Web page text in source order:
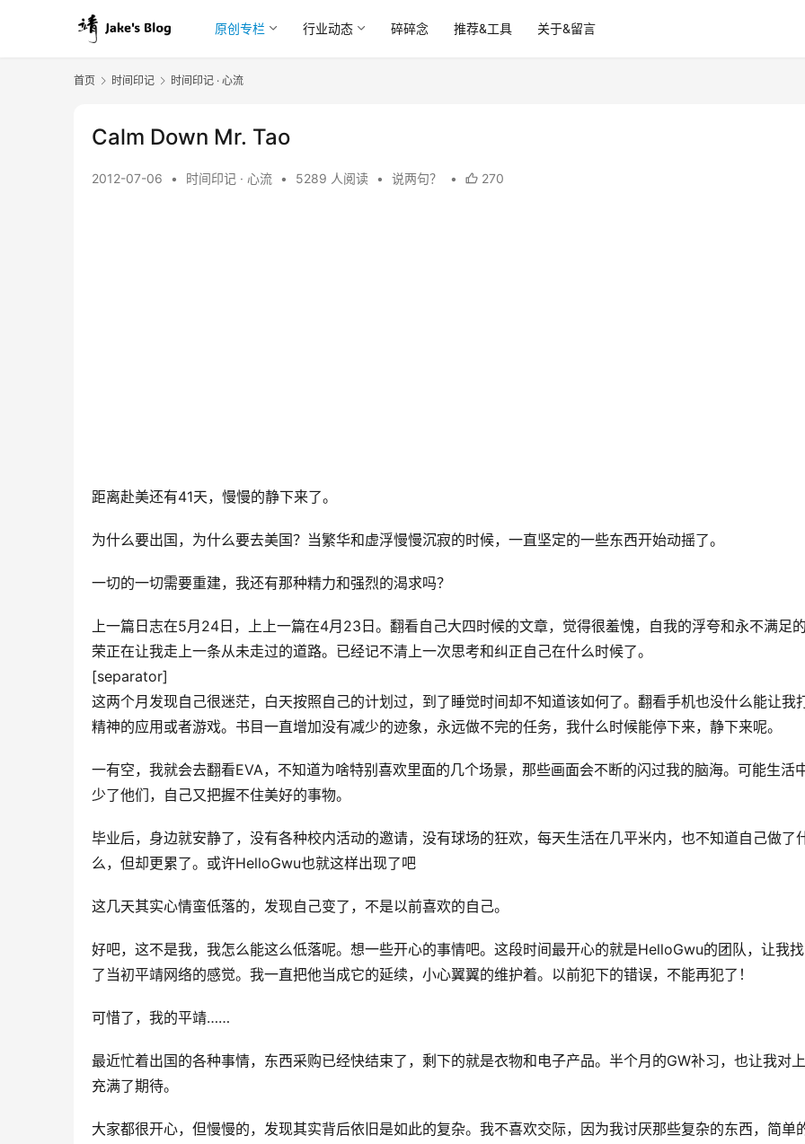
原创专栏 行业动态 碎碎念 推荐&工具 关于&留言
首页 时间印记 时间印记 · 心流
Calm Down Mr. Tao
2012-07-06 • 时间印记 · 心流 • 5289 人阅读 • 说两句？ • 270
距离赴美还有41天，慢慢的静下来了。
为什么要出国，为什么要去美国？当繁华和虚浮慢慢沉寂的时候，一直坚定的一些东西开始动摇了。
一切的一切需要重建，我还有那种精力和强烈的渴求吗？
上一篇日志在5月24日，上上一篇在4月23日。翻看自己大四时候的文章，觉得很羞愧，自我的浮夸和永不满足
荣正在让我走上一条从未走过的道路。已经记不清上一次思考和纠正自己在什么时候了。
[separator]
这两个月发现自己很迷茫，白天按照自己的计划过，到了睡觉时间却不知道该如何了。翻看手机也没什么能让我
精神的应用或者游戏。书目一直增加没有减少的迹象，永远做不完的任务，我什么时候能停下来，静下来呢。
一有空，我就会去翻看EVA，不知道为啥特别喜欢里面的几个场景，那些画面会不断的闪过我的脑海。可能生活
少了他们，自己又把握不住美好的事物。
毕业后，身边就安静了，没有各种校内活动的邀请，没有球场的狂欢，每天生活在几平米内，也不知道自己做了
么，但却更累了。或许HelloGwu也就这样出现了吧
这几天其实心情蛮低落的，发现自己变了，不是以前喜欢的自己。
好吧，这不是我，我怎么能这么低落呢。想一些开心的事情吧。这段时间最开心的就是HelloGwu的团队，让我找
了当初平靖网络的感觉。我一直把他当成它的延续，小心翼翼的维护着。以前犯下的错误，不能再犯了！
可惜了，我的平靖……
最近忙着出国的各种事情，东西采购已经快结束了，剩下的就是衣物和电子产品。半个月的GW补习，也让我对
充满了期待。
大家都很开心，但慢慢的，发现其实背后依旧是如此的复杂。我不喜欢交际，因为我讨厌那些复杂的东西，简单